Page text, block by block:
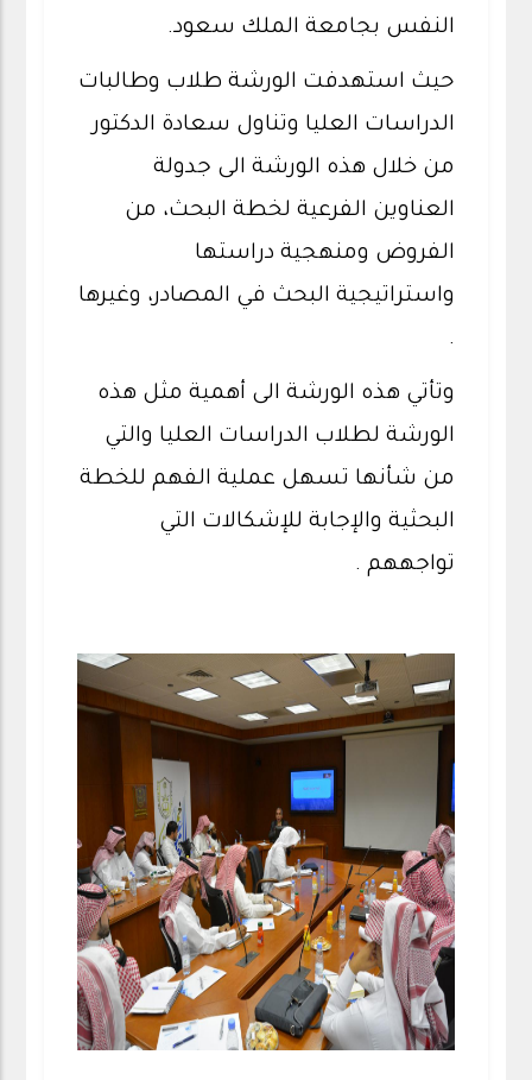
النفس بجامعة الملك سعود.
حيث استهدفت الورشة طلاب وطالبات
الدراسات العليا وتناول سعادة الدكتور
من خلال هذه الورشة الى جدولة
العناوين الفرعية لخطة البحث، من
الفروض ومنهجية دراستها
واستراتيجية البحث في المصادر، وغيرها
.
وتأتي هذه الورشة الى أهمية مثل هذه
الورشة لطلاب الدراسات العليا والتي
من شأنها تسهل عملية الفهم للخطة
البحثية والإجابة للإشكالات التي
تواجههم .